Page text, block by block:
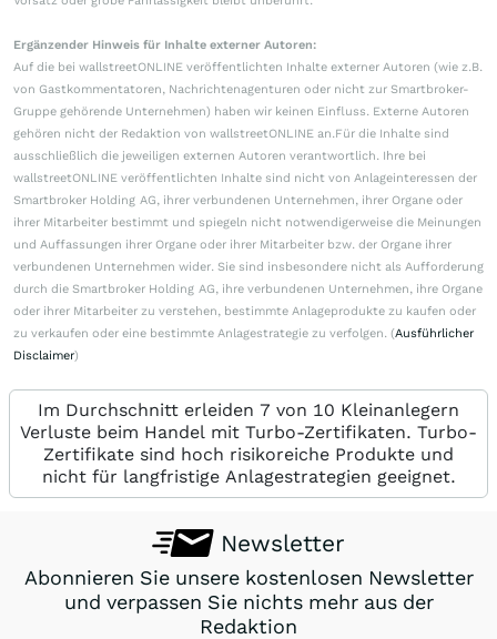
Ergänzender Hinweis für Inhalte externer Autoren:
Auf die bei wallstreetONLINE veröffentlichten Inhalte externer Autoren (wie z.B.
von Gastkommentatoren, Nachrichtenagenturen oder nicht zur Smartbroker-
Gruppe gehörende Unternehmen) haben wir keinen Einfluss. Externe Autoren
gehören nicht der Redaktion von wallstreetONLINE an.Für die Inhalte sind
ausschließlich die jeweiligen externen Autoren verantwortlich. Ihre bei
wallstreetONLINE veröffentlichten Inhalte sind nicht von Anlageinteressen der
Smartbroker Holding AG, ihrer verbundenen Unternehmen, ihrer Organe oder
ihrer Mitarbeiter bestimmt und spiegeln nicht notwendigerweise die Meinungen
und Auffassungen ihrer Organe oder ihrer Mitarbeiter bzw. der Organe ihrer
verbundenen Unternehmen wider. Sie sind insbesondere nicht als Aufforderung
durch die Smartbroker Holding AG, ihre verbundenen Unternehmen, ihre Organe
oder ihrer Mitarbeiter zu verstehen, bestimmte Anlageprodukte zu kaufen oder
zu verkaufen oder eine bestimmte Anlagestrategie zu verfolgen. (Ausführlicher
Disclaimer)
Im Durchschnitt erleiden 7 von 10 Kleinanlegern
Verluste beim Handel mit Turbo-Zertifikaten. Turbo-
Zertifikate sind hoch risikoreiche Produkte und
nicht für langfristige Anlagestrategien geeignet.
Newsletter
Abonnieren Sie unsere kostenlosen Newsletter
und verpassen Sie nichts mehr aus der
Redaktion